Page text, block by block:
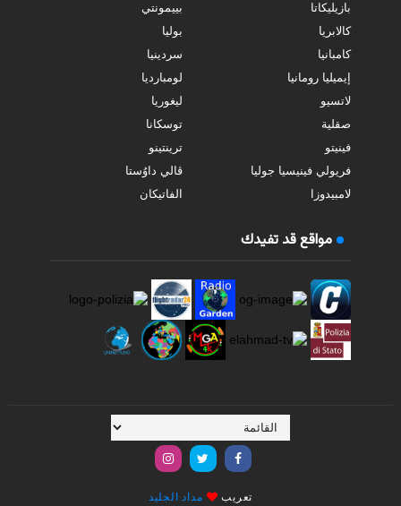
بازيليكاتا
بييمونتي
كالابريا
بوليا
كامبانيا
سردينيا
إيميليا رومانيا
لومبارديا
لاتسيو
ليغوريا
صقلية
توسكانا
فينيتو
ترينتينو
فريولي فينيسيا جوليا
ڤالي داوُستا
لامبيدوزا
الفاتيكان
مواقع قد تفيدك
تعريب مداد الجليد